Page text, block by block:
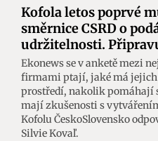
Kofola letos poprvé
směrnice CSRD o
udržitelnosti.
Ekonews se v anketě mezi
firmami ptají, jaké má
prostředí, nakolik pomáhají
mají zkušenosti s
Kofolu ČeskoSlovensko
Silvie Kovaľ.